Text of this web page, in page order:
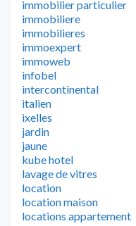
immobilier particulier
immobiliere
immobilieres
immoexpert
immoweb
infobel
intercontinental
italien
ixelles
jardin
jaune
kube hotel
lavage de vitres
location
location maison
locations appartement